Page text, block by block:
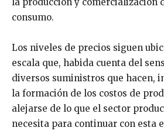
consumo.
Los niveles de precios siguen
escala que, habida cuenta del
diversos suministros que hacen,
la formación de los costos de
alejarse de lo que el sector
necesita para continuar con esta